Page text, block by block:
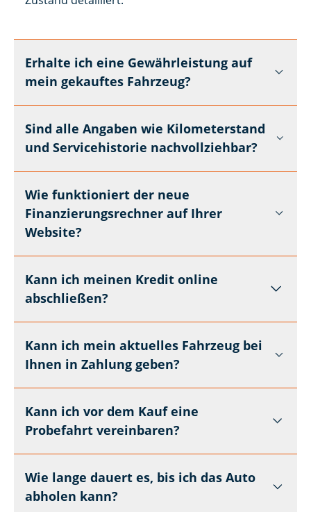
Erhalte ich eine Gewährleistung auf
mein gekauftes Fahrzeug?
Sind alle Angaben wie Kilometerstand
und Servicehistorie nachvollziehbar?
Wie funktioniert der neue
Finanzierungsrechner auf Ihrer
Website?
Kann ich meinen Kredit online
abschließen?
Kann ich mein aktuelles Fahrzeug bei
Ihnen in Zahlung geben?
Kann ich vor dem Kauf eine
Probefahrt vereinbaren?
Wie lange dauert es, bis ich das Auto
abholen kann?